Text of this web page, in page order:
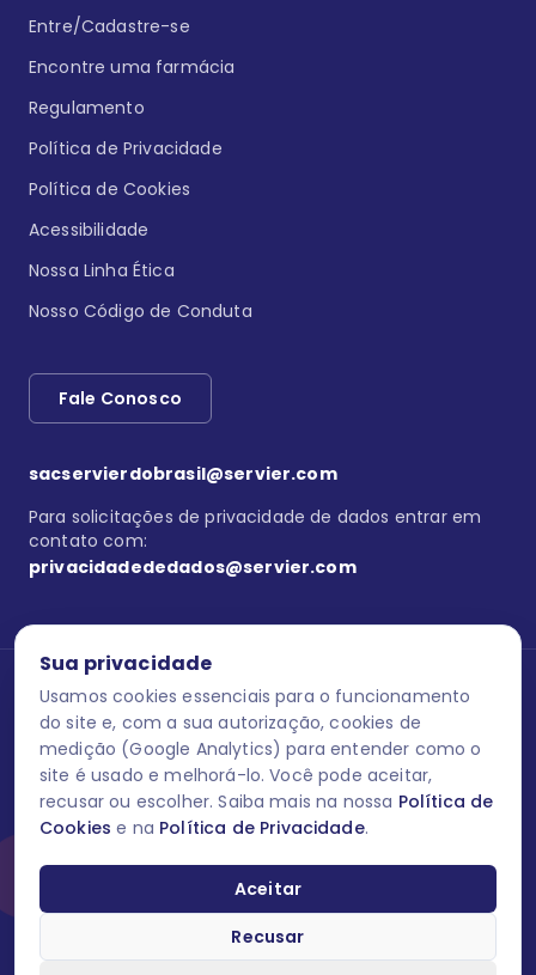
Sua privacidade
Usamos cookies essenciais para o funcionamento
do site e, com a sua autorização, cookies de
medição (Google Analytics) para entender como o
site é usado e melhorá-lo. Você pode aceitar,
recusar ou escolher. Saiba mais na nossa Política de
Cookies e na Política de Privacidade.
Aceitar
Recusar
Entre/Cadastre-se
Encontre uma farmácia
Regulamento
Política de Privacidade
Política de Cookies
Acessibilidade
Nossa Linha Ética
Nosso Código de Conduta
Fale Conosco
sacservierdobrasil@servier.com
Para solicitações de privacidade de dados entrar em
contato com:
privacidadededados@servier.com
Se estiver no programa semprecuidando, comunique aquiuma
reação adversa com os produtos Servier. Este site contém
informações para o público leigo e para os profissionais de saúde
do Brasil habilitados a prescrever medicamentos. M-AS ONE-BR-
202606-00013 / Agosto 2026.
O laboratório Servier do Brasil respeita os seus dados! Caso deseje
dados pessoais você pode fazê-lo a qualquer momento entrando
em contato através do site www.semprecuidando.com.br na opção
fale conosco.